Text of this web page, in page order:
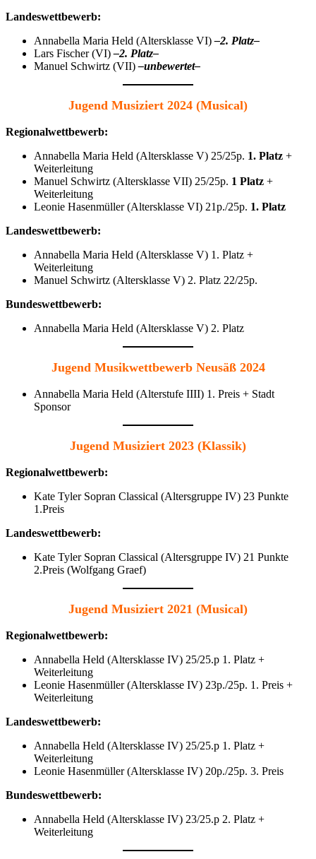
Landeswettbewerb:
Annabella Maria Held (Altersklasse VI)–2. Platz–
Lars Fischer (VI)–2. Platz–
Manuel Schwirtz (VII)–unbewertet–
Jugend Musiziert 2024 (Musical)
Regionalwettbewerb:
Annabella Maria Held (Altersklasse V) 25/25p. 1. Platz +
Weiterleitung
Manuel Schwirtz (Altersklasse VII) 25/25p. 1 Platz +
Weiterleitung
Leonie Hasenmüller (Altersklasse VI) 21p./25p. 1. Platz
Landeswettbewerb:
Annabella Maria Held (Altersklasse V) 1. Platz +
Weiterleitung
Manuel Schwirtz (Altersklasse V) 2. Platz 22/25p.
Bundeswettbewerb:
Annabella Maria Held (Altersklasse V) 2. Platz
Jugend Musikwettbewerb Neusäß 2024
Annabella Maria Held (Alterstufe IIII) 1. Preis + Stadt
Sponsor
Jugend Musiziert 2023 (Klassik)
Regionalwettbewerb:
Kate Tyler Sopran Classical (Altersgruppe IV) 23 Punkte
1.Preis
Landeswettbewerb:
Kate Tyler Sopran Classical (Altersgruppe IV) 21 Punkte
2.Preis (Wolfgang Graef)
Jugend Musiziert 2021 (Musical)
Regionalwettbewerb:
Annabella Held (Altersklasse IV) 25/25.p 1. Platz +
Weiterleitung
Leonie Hasenmüller (Altersklasse IV) 23p./25p. 1. Preis +
Weiterleitung
Landeswettbewerb:
Annabella Held (Altersklasse IV) 25/25.p 1. Platz +
Weiterleitung
Leonie Hasenmüller (Altersklasse IV) 20p./25p. 3. Preis
Bundeswettbewerb:
Annabella Held (Altersklasse IV) 23/25.p 2. Platz +
Weiterleitung